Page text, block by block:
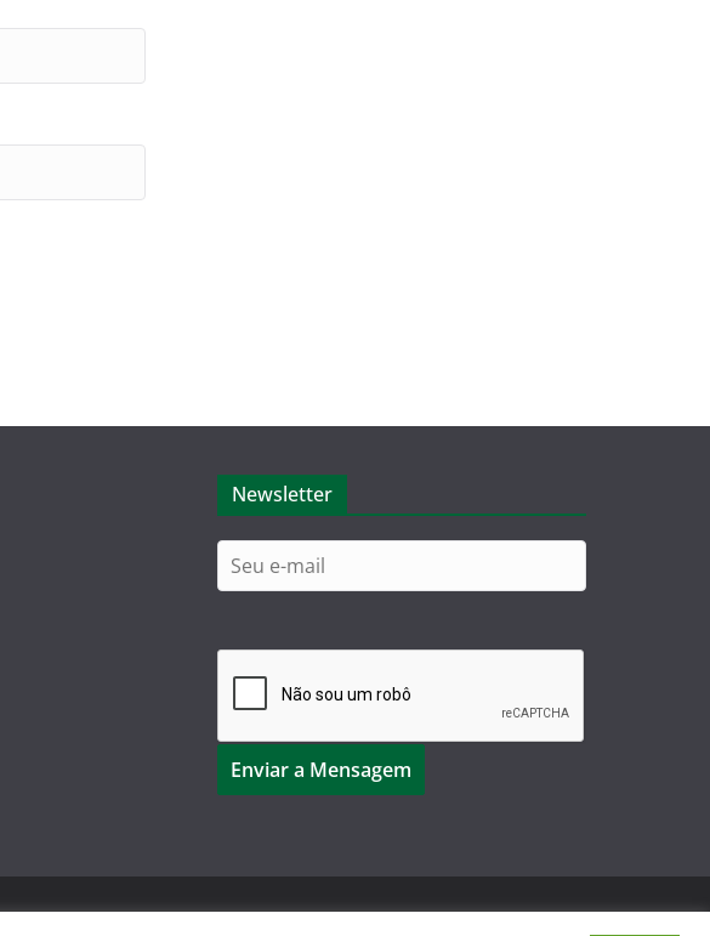
Newsletter